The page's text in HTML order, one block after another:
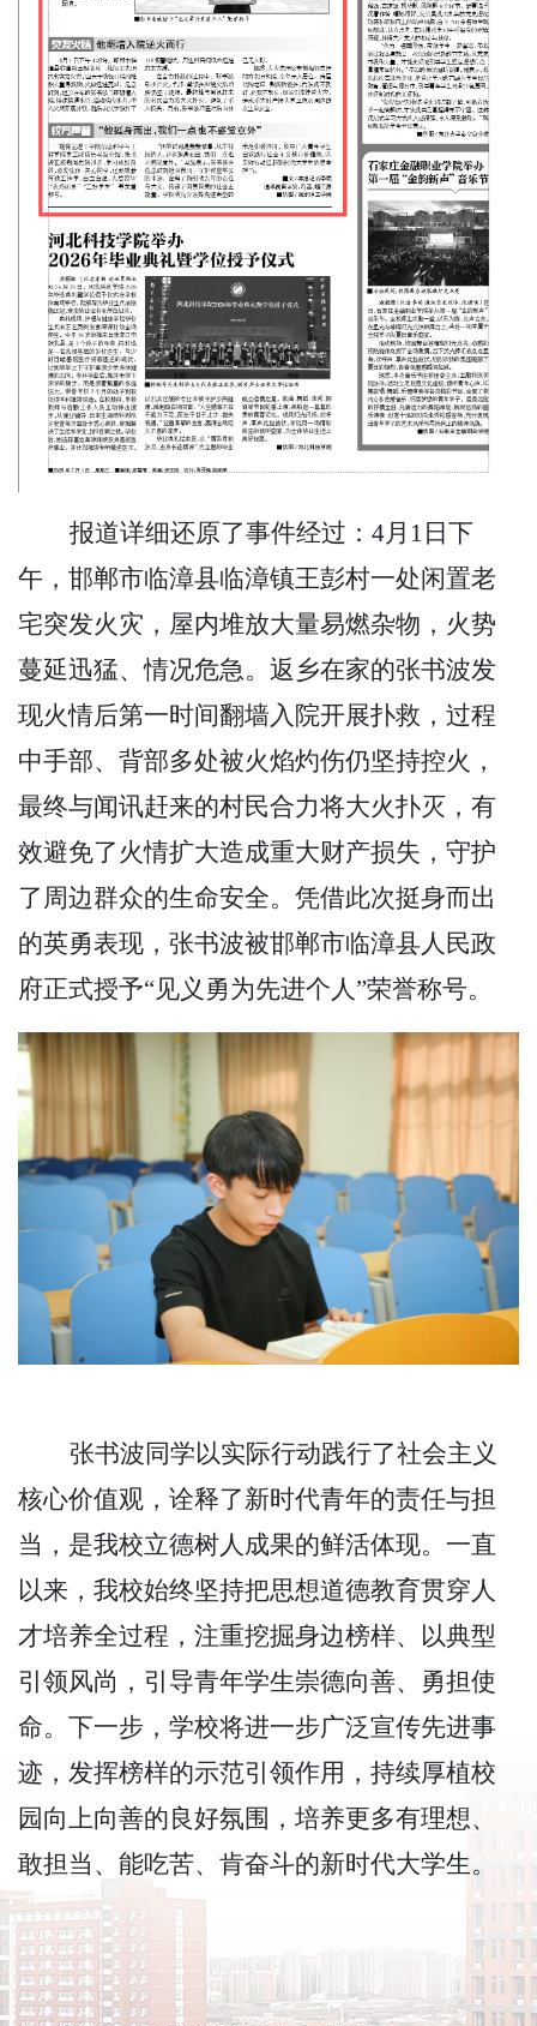
报道详细还原了事件经过：4月1日下
午，邯郸市临漳县临漳镇王彭村一处闲置老
宅突发火灾，屋内堆放大量易燃杂物，火势
蔓延迅猛、情况危急。返乡在家的张书波发
现火情后第一时间翻墙入院开展扑救，过程
中手部、背部多处被火焰灼伤仍坚持控火，
最终与闻讯赶来的村民合力将大火扑灭，有
效避免了火情扩大造成重大财产损失，守护
了周边群众的生命安全。凭借此次挺身而出
的英勇表现，张书波被邯郸市临漳县人民政
府正式授予“见义勇为先进个人”荣誉称号。
张书波同学以实际行动践行了社会主义
核心价值观，诠释了新时代青年的责任与担
当，是我校立德树人成果的鲜活体现。一直
以来，我校始终坚持把思想道德教育贯穿人
才培养全过程，注重挖掘身边榜样、以典型
引领风尚，引导青年学生崇德向善、勇担使
命。下一步，学校将进一步广泛宣传先进事
迹，发挥榜样的示范引领作用，持续厚植校
园向上向善的良好氛围，培养更多有理想、
敢担当、能吃苦、肯奋斗的新时代大学生。